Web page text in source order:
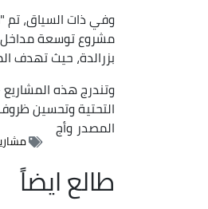
وفي ذات السياق، تم
مشروع توسعة
بزرالدة، حيث تهدف
وتندرج هذه
التحتية وتحسين
المصدر وأج
طالع ايضاً